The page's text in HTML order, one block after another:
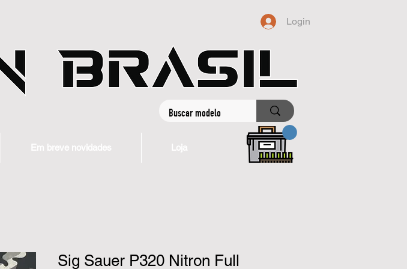
Login
Em breve novidades Loja
Sig Sauer P320 Nitron Full